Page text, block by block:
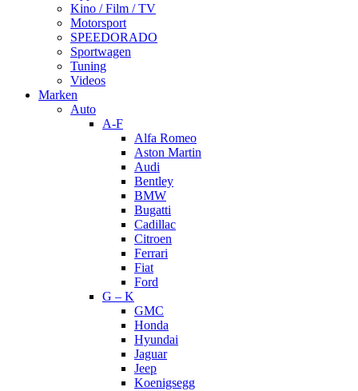
Kino / Film / TV
Motorsport
SPEEDORADO
Sportwagen
Tuning
Videos
Marken
Auto
A-F
Alfa Romeo
Aston Martin
Audi
Bentley
BMW
Bugatti
Cadillac
Citroen
Ferrari
Fiat
Ford
G – K
GMC
Honda
Hyundai
Jaguar
Jeep
Koenigsegg